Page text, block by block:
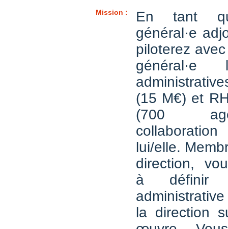
Mission :
En tant
général·e
piloterez
général·e
(15 M€) et
(700
lui/elle.
direction,
à définir
la direction